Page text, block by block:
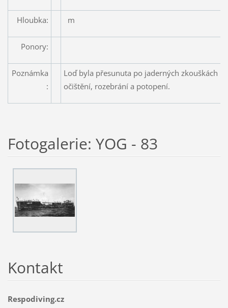
Hloubka: m
Ponory:
Poznámka
:
Loď byla přesunuta po jaderných zkouškách
očištění, rozebrání a potopení.
Fotogalerie: YOG - 83
Kontakt
Respodiving.cz